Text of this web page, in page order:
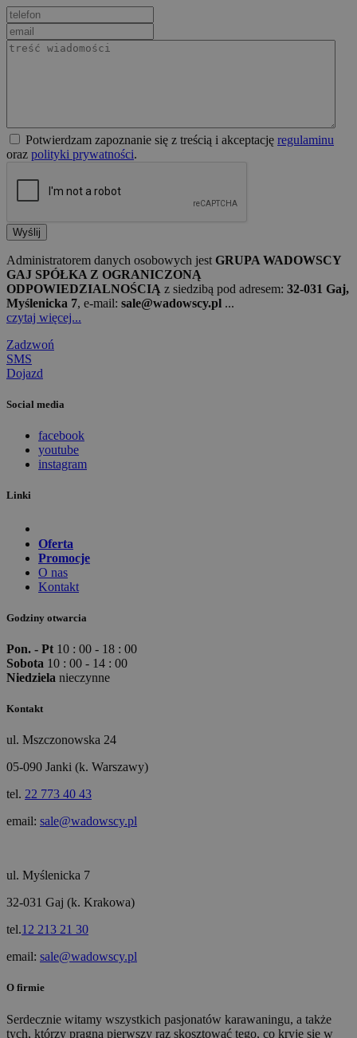
Potwierdzam zapoznanie się z treścią i akceptację regulaminu
oraz polityki prywatności.
Wyślij
Administratorem danych osobowych jest GRUPA WADOWSCY
GAJ SPÓŁKA Z OGRANICZONĄ
ODPOWIEDZIALNOŚCIĄ z siedzibą pod adresem: 32-031 Gaj,
Myślenicka 7, e-mail: sale@wadowscy.pl ...
czytaj więcej...
Zadzwoń
SMS
Dojazd
Social media
facebook
youtube
instagram
Linki
Oferta
Promocje
O nas
Kontakt
Godziny otwarcia
Pon. - Pt 10 : 00 - 18 : 00
Sobota 10 : 00 - 14 : 00
Niedziela nieczynne
Kontakt
ul. Mszczonowska 24
05-090 Janki (k. Warszawy)
tel. 22 773 40 43
email: sale@wadowscy.pl
ul. Myślenicka 7
32-031 Gaj (k. Krakowa)
tel.12 213 21 30
email: sale@wadowscy.pl
O firmie
Serdecznie witamy wszystkich pasjonatów karawaningu, a także
tych, którzy pragną pierwszy raz skosztować tego, co kryje się w